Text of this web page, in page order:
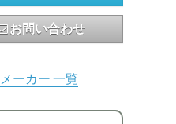
お問い合わせ
メーカー 一覧